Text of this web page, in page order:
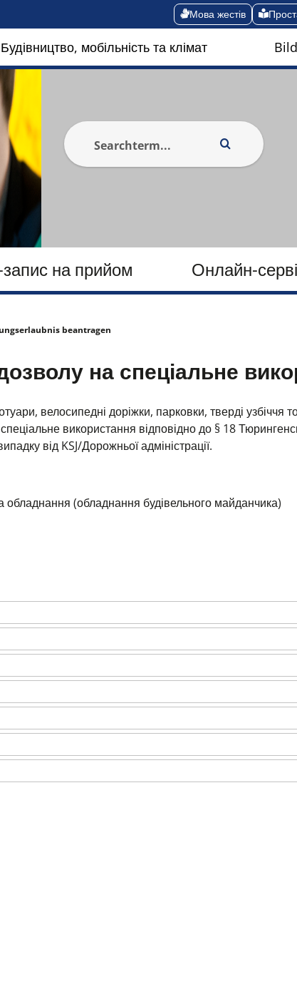
Мова жестів
Будівництво, мобільність та клімат
на прийом Онлайн-
beantragen
на спеціальне
велосипедні доріжки, парковки, тверді узбіччя
використання відповідно до § 18
від KSJ/Дорожньої адміністрації.
(обладнання будівельного майданчика)